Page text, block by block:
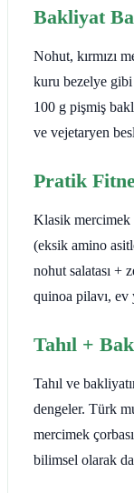
Bakliyat
Nohut, kırmızı
kuru bezelye gibi
100 g pişmiş
ve vejetaryen
Pratik
Klasik mercimek
(eksik amino
nohut salatası +
quinoa pilavı, ev
Tahıl +
Tahıl ve
dengeler. Türk
mercimek
bilimsel olarak